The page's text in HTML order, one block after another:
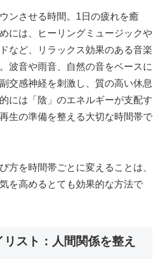
ンさせる時間。1日の疲れを癒
には、ヒーリングミュージックや
など、リラックス効果のある音楽
波音や雨音、自然の音をベースに
交感神経を刺激し、質の高い休息
には「陰」のエネルギーが支配す
生の準備を整える大切な時間帯で
方を時間帯ごとに変えることは、
を高めるとても効果的な方法で
スト：人間関係を整え